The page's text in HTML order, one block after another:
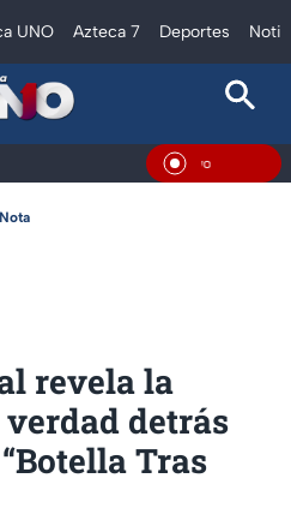
UNO Azteca 7 Deportes
En
Nota
revela la
detrás
Tras